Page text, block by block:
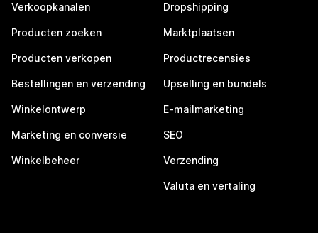
Verkoopkanalen
Producten zoeken
Producten verkopen
Bestellingen en verzending
Winkelontwerp
Marketing en conversie
Winkelbeheer
Dropshipping
Marktplaatsen
Productrecensies
Upselling en bundels
E-mailmarketing
SEO
Verzending
Valuta en vertaling